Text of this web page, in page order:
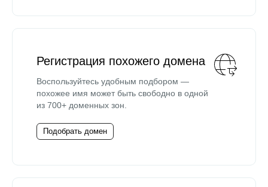
Регистрация похожего домена
Воспользуйтесь удобным подбором —
похожее имя может быть свободно в одной
из 700+ доменных зон.
Подобрать домен